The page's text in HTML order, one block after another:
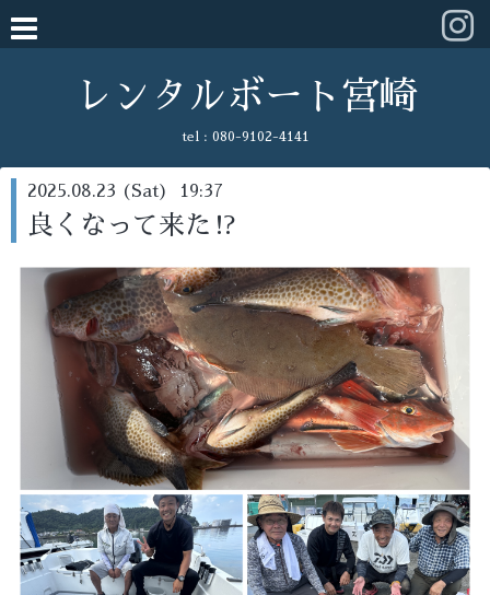
レンタルボート宮崎
tel : 080-9102-4141
2025.08.23 (Sat) 19:37
良くなって来た⁉️